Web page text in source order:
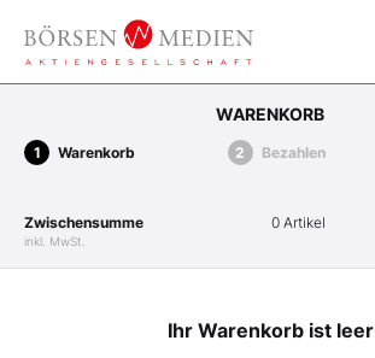
WARENKORB
Warenkorb Bezahlen
Zwischensumme
inkl. MwSt.
0 Artikel
Ihr Warenkorb ist leer